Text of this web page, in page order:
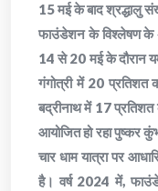
15 मई के बाद श्रद्धालु
फाउंडेशन के विश्लेषण के
14 से 20 मई के दौरान
गंगोत्री में 20 प्रतिशत
बद्रीनाथ में 17 प्रतिशत
आयोजित हो रहा पुष्कर
चार धाम यात्रा पर
है। वर्ष 2024 में,